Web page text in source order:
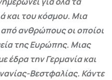
και του κόσμου. Μια
ανθρώπους οι οποίοι
της Ευρώπης. Μιας
έδρα την Γερμανία και
Βεστφαλίας. Κάντε